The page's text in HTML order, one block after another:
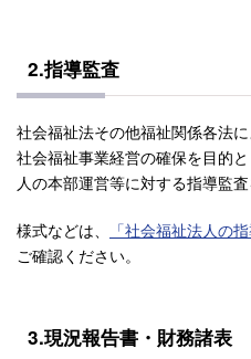
2.指導監査
社会福祉法その他福祉関係各法
社会福祉事業経営の確保を目的
人の本部運営等に対する指導監査
様式などは、 「社会福祉法人の
ご確認ください。
3.現況報告書・財務諸表